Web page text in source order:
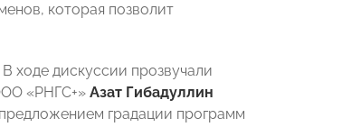
которая позволит
ходе дискуссии прозвучали
«РНГС+» Азат Гибадуллин
градации программ